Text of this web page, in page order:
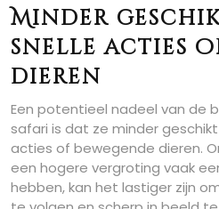
Minder
snelle acties
dieren
Een potentieel nadeel van de
safari is dat ze minder
acties of bewegende dieren.
een hogere vergroting vaak
hebben, kan het lastiger zijn